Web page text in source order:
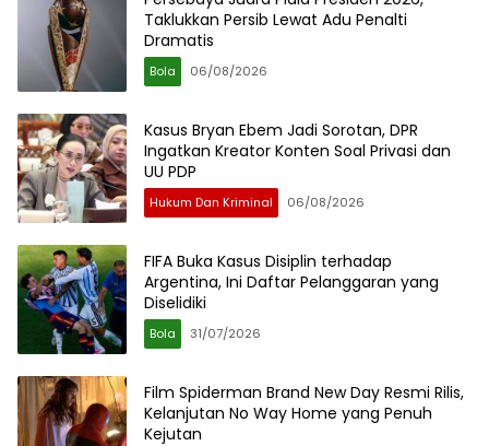
Taklukkan Persib Lewat Adu Penalti
Dramatis
Bola 06/08/2026
Kasus Bryan Ebem Jadi Sorotan, DPR
Ingatkan Kreator Konten Soal Privasi dan
UU PDP
Hukum Dan Kriminal 06/08/2026
FIFA Buka Kasus Disiplin terhadap
Argentina, Ini Daftar Pelanggaran yang
Diselidiki
Bola 31/07/2026
Film Spiderman Brand New Day Resmi Rilis,
Kelanjutan No Way Home yang Penuh
Kejutan